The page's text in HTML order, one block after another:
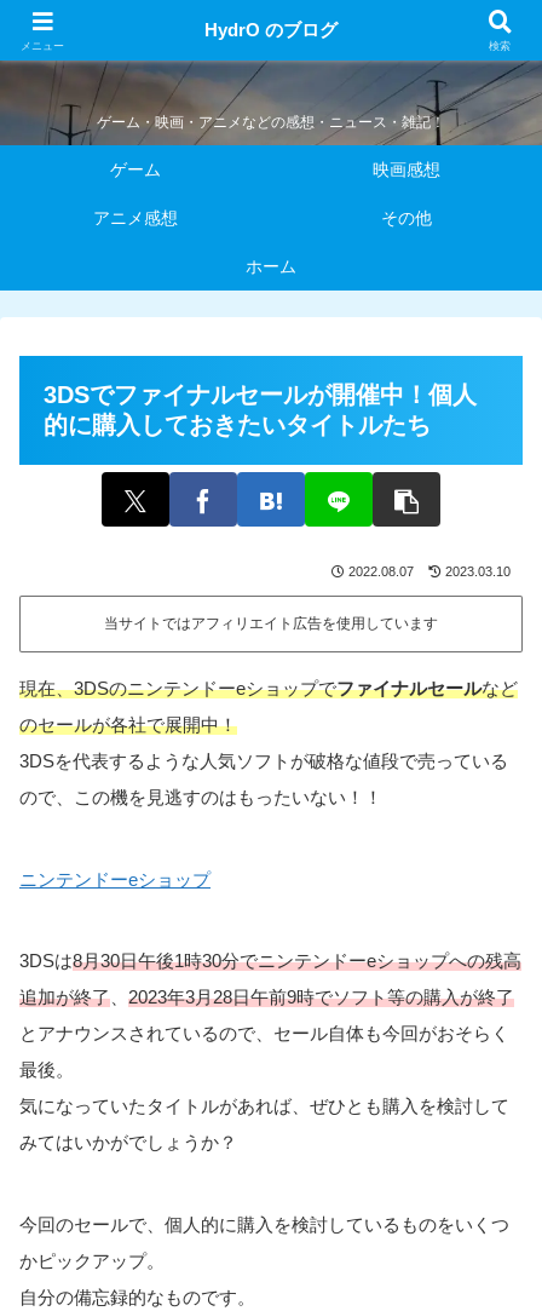
HydrO のブログ
ゲーム・映画・アニメなどの感想・ニュース・雑記！
ゲーム 映画感想
アニメ感想 その他
ホーム
3DSでファイナルセールが開催中！個人
的に購入しておきたいタイトルたち
2022.08.07 2023.03.10
当サイトではアフィリエイト広告を使用しています
現在、3DSのニンテンドーeショップでファイナルセールなど
のセールが各社で展開中！
3DSを代表するような人気ソフトが破格な値段で売っている
ので、この機を見逃すのはもったいない！！
ニンテンドーeショップ
3DSは8月30日午後1時30分でニンテンドーeショップへの残高
追加が終了
2023年3月28日午前9時でソフト等の購入が終了
とアナウンスされているので、セール自体も今回がおそらく
最後。
気になっていたタイトルがあれば、ぜひとも購入を検討して
みてはいかがでしょうか？
今回のセールで、個人的に購入を検討しているものをいくつ
かピックアップ。
自分の備忘録的なものです。
メニュー
HydrO のブログ
検索